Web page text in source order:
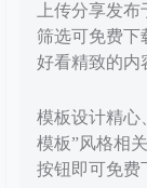
上传分享发
筛选可免费下
好看精致的内
模板设计精心
模板”风格相
按钮即可免费